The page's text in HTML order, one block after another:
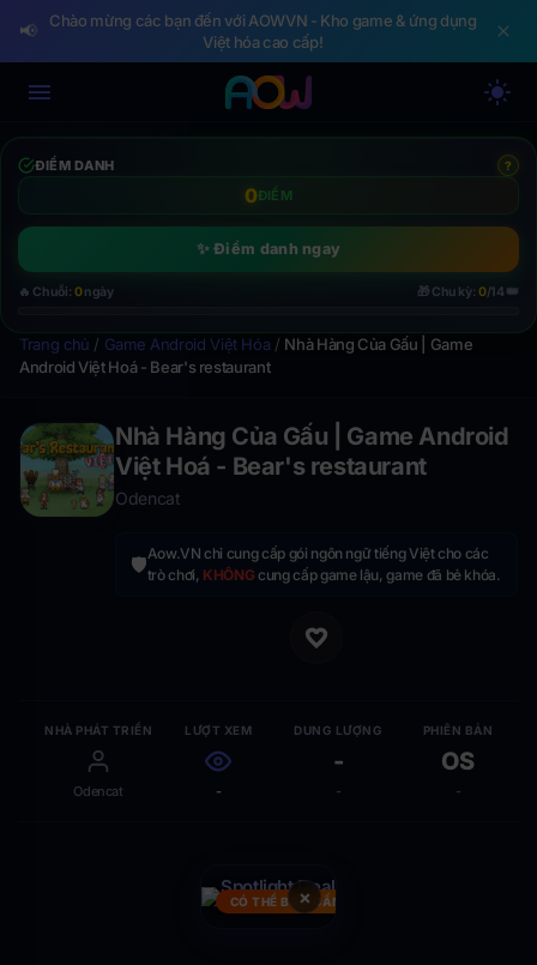
📢
Chào mừng các bạn đến với AOWVN - Kho game & ứng dụng
Việt hóa cao cấp!
ĐIỂM DANH ?
0ĐIỂM
✨ Điểm danh ngay
🔥 Chuỗi: 0ngày 🎁 Chu kỳ:0/14 👑
Trang chủ / Game Android Việt Hóa / Nhà Hàng Của Gấu | Game
Android Việt Hoá - Bear's restaurant
Nhà Hàng Của Gấu | Game Android
Việt Hoá - Bear's restaurant
Odencat
🛡️Aow.VN chỉ cung cấp gói ngôn ngữ tiếng Việt cho các
trò chơi, KHÔNGcung cấp game lậu, game đã bẻ khóa.
NHÀ PHÁT TRIỂN
Odencat
LƯỢT XEM
-
DUNG LƯỢNG
-
-
PHIÊN BẢN
OS
-
×
CÓ THỂ BẠN CẦN